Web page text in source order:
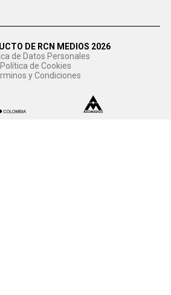
DE RCN MEDIOS 2026
de Datos Personales
Política de Cookies
y Condiciones